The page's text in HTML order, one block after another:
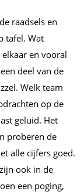
raadsels en
tafel. Wat
en vooral
deel van de
Welk team
op de
geluid. Het
proberen de
alle cijfers goed.
ook in de
een poging,